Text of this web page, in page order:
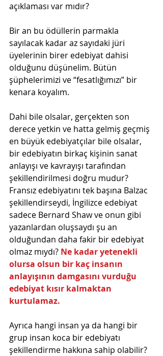
açıklaması var mıdır?
Bir an bu ödüllerin parmakla
sayılacak kadar az sayıdaki jüri
üyelerinin birer edebiyat dahisi
olduğunu düşünelim. Bütün
şüphelerimizi ve “fesatlığımızı” bir
kenara koyalım.
Dahi bile olsalar, gerçekten son
derece yetkin ve hatta gelmiş geçmiş
en büyük edebiyatçılar bile olsalar,
bir edebiyatın birkaç kişinin sanat
anlayışı ve kavrayışı tarafından
şekillendirilmesi doğru mudur?
Fransız edebiyatını tek başına Balzac
şekillendirseydi, İngilizce edebiyat
sadece Bernard Shaw ve onun gibi
yazanlardan oluşsaydı şu an
olduğundan daha fakir bir edebiyat
olmaz mıydı? Ne kadar yetenekli
olursa olsun bir kaç insanın
anlayışının damgasını vurduğu
edebiyat kısır kalmaktan
kurtulamaz.
Ayrıca hangi insan ya da hangi bir
grup insan koca bir edebiyatı
şekillendirme hakkına sahip olabilir?